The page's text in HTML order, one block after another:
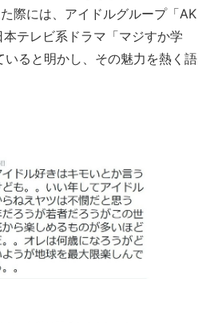
際には、アイドルグループ「AK
テレビ系ドラマ「マジすか学
いると明かし、その魅力を熱く語